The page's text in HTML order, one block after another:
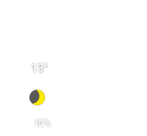
13°
10 %